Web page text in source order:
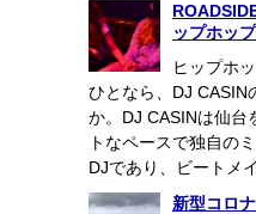
ップホッ
ヒップホ
ひとなら、DJ CASIN
か。DJ CASINは仙台
トなペースで独自の
DJであり、ビートメ
新型コロ